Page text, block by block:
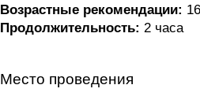
Возрастные рекомендации:
Продолжительность: 2 часа
Место проведения